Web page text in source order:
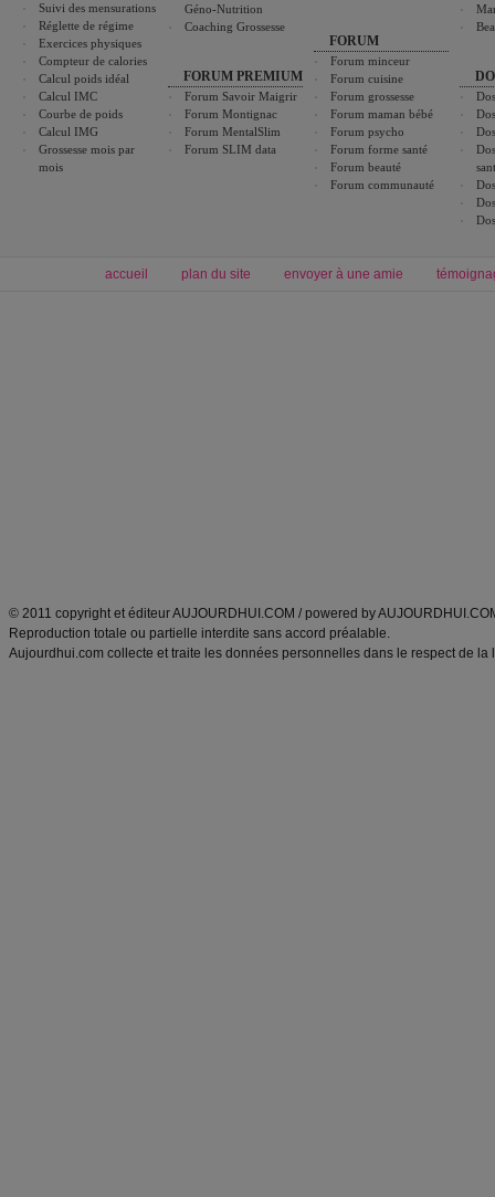
Suivi des mensurations
Réglette de régime
Exercices physiques
Compteur de calories
Calcul poids idéal
Calcul IMC
Courbe de poids
Calcul IMG
Grossesse mois par
mois
Géno-Nutrition
Coaching Grossesse
FORUM PREMIUM
Forum Savoir Maigrir
Forum Montignac
Forum MentalSlim
Forum SLIM data
FORUM
Forum minceur
Forum cuisine
Forum grossesse
Forum maman bébé
Forum psycho
Forum forme santé
Forum beauté
Forum communauté
accueil plan du site envoyer à une amie
© 2011 copyright et éditeur AUJOURDHUI.COM / powered by
Reproduction totale ou partielle interdite sans accord préalable.
Aujourdhui.com collecte et traite les données personnelles dans le respect de